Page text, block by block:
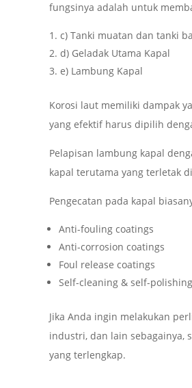
fungsinya adalah untuk
c) Tanki muatan dan tanki
d) Geladak Utama Kapal
e) Lambung Kapal
Korosi laut memiliki dampak
yang efektif harus dipilih
Pelapisan lambung kapal
kapal terutama yang terletak
Pengecatan pada kapal
Anti-fouling coatings
Anti-corrosion coatings
Foul release coatings
Self-cleaning & self-
Jika Anda ingin melakukan
industri, dan lain sebagainya,
yang terlengkap.